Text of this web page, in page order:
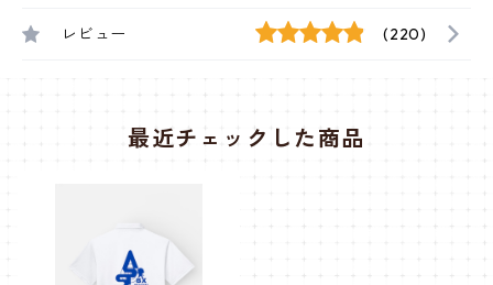
レビュー (220)
最近チェックした商品